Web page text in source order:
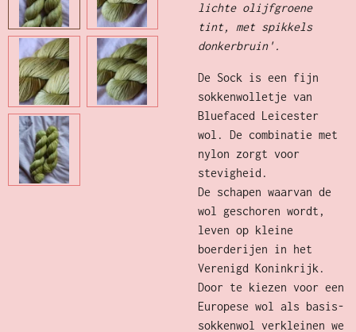
lichte olijfgroene
tint, met spikkels
donkerbruin'.
De Sock is een fijn
sokkenwolletje van
Bluefaced Leicester
wol. De combinatie met
nylon zorgt voor
stevigheid.
De schapen waarvan de
wol geschoren wordt,
leven op kleine
boerderijen in het
Verenigd Koninkrijk.
Door te kiezen voor een
Europese wol als basis-
sokkenwol verkleinen we